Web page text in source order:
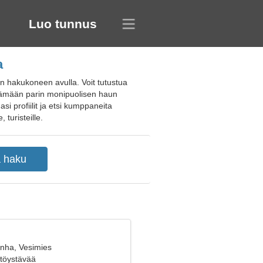
Luo tunnus
hakukoneen avulla. Voit tutustua
parin monipuolisen haun
profiilit ja etsi kumppaneita
turisteille.
Vesimies